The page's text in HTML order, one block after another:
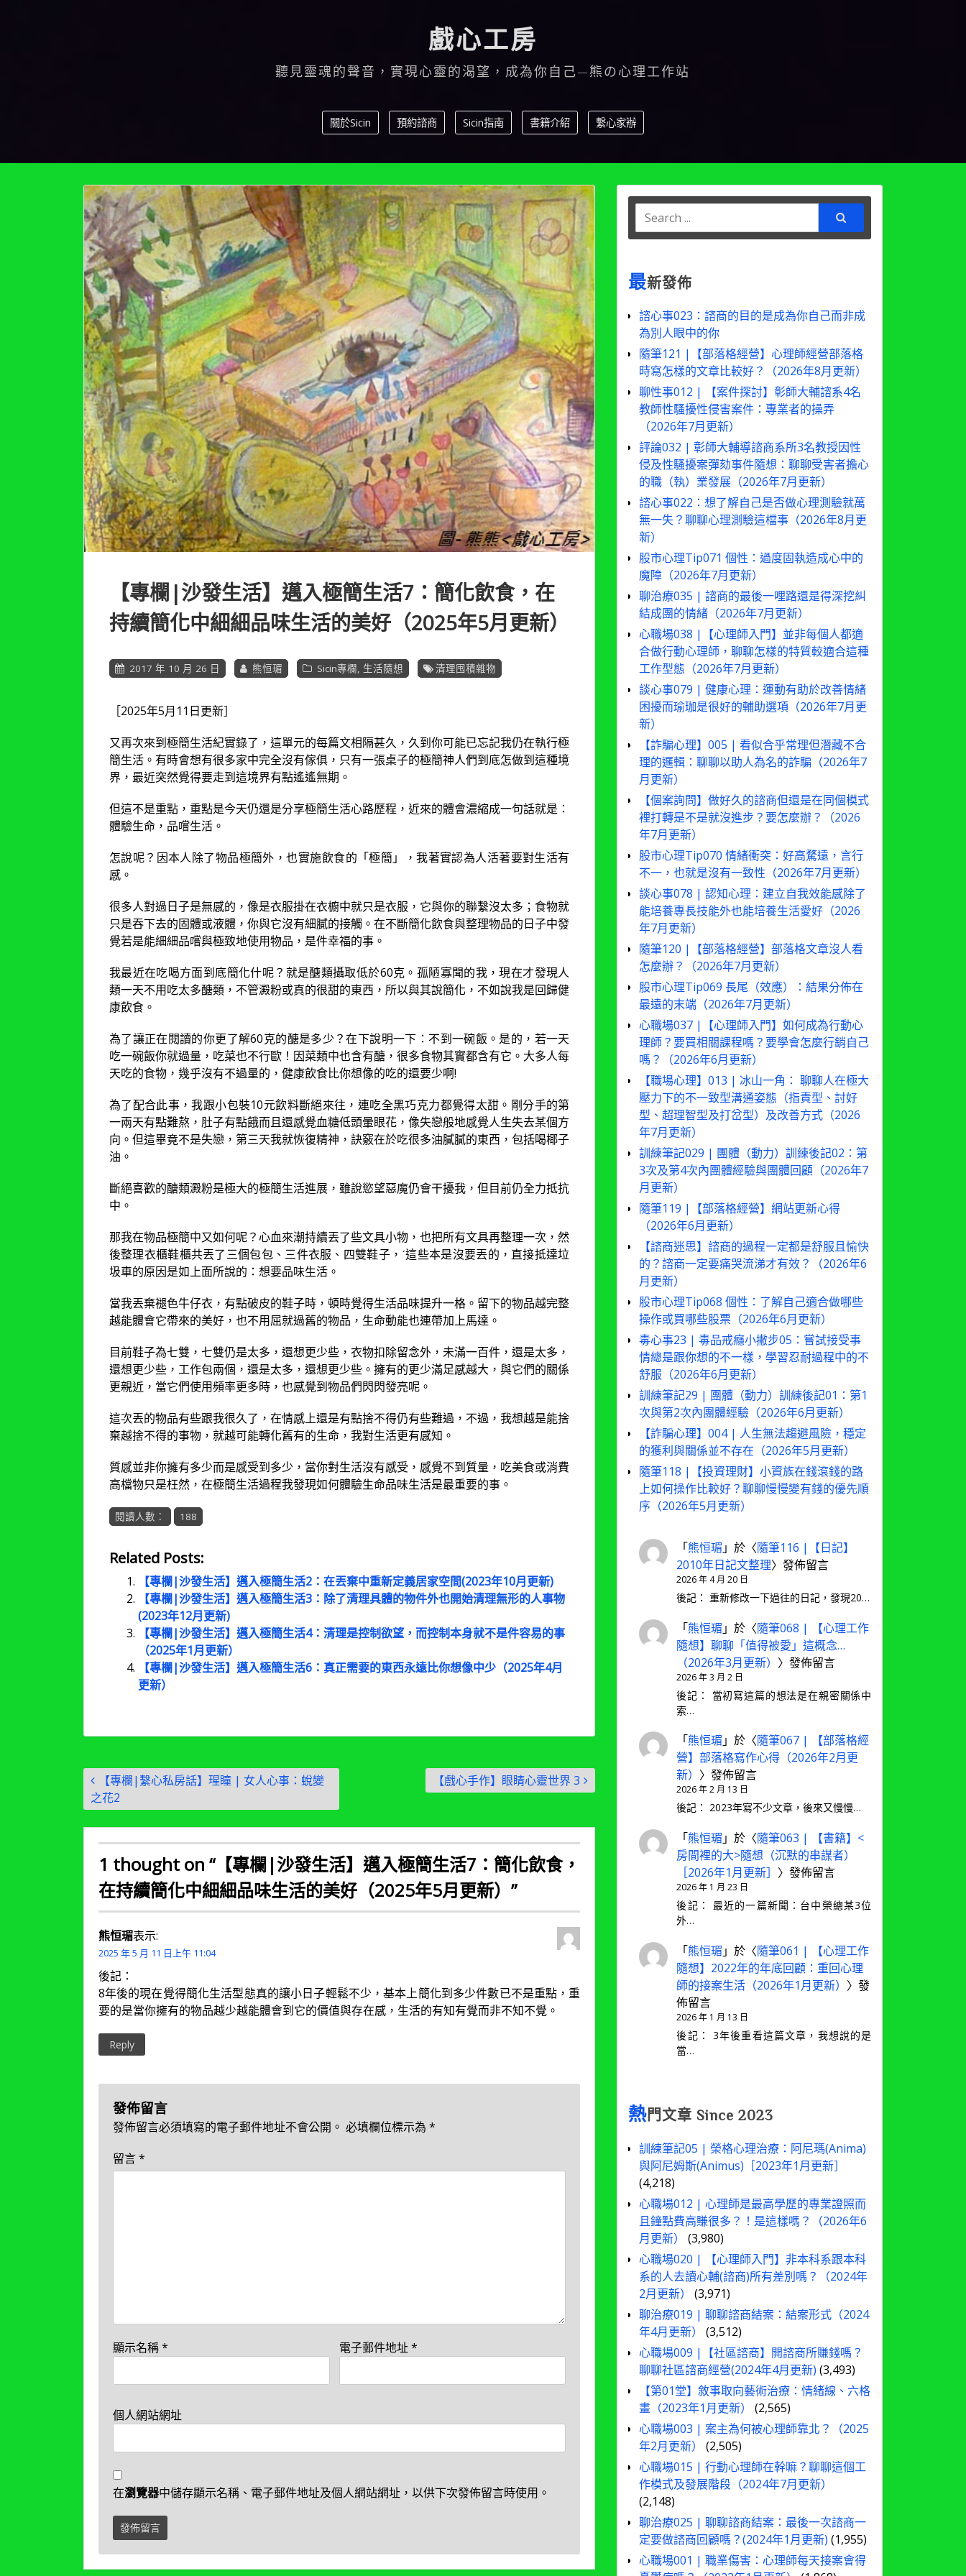
戲心工房
聽見靈魂的聲音，實現心靈的渴望，成為你自己—熊の心理工作站
關於Sicin 預約諮商 Sicin指南 書籍介紹 繫心家辦
【專欄|沙發生活】邁入極簡生活7：簡化飲食，在
持續簡化中細細品味生活的美好（2025年5月更新）
2017 年 10 月 26 日 熊恒瑂 Sicin專欄, 生活隨想 清理囤積雜物
［2025年5月11日更新］
又再次來到極簡生活紀實錄了，這單元的每篇文相隔甚久，久到你可能已忘記我仍在執行極
簡生活。有時會想有很多家中完全沒有傢俱，只有一張桌子的極簡神人們到底怎做到這種境
界，最近突然覺得要走到這境界有點遙遙無期。
但這不是重點，重點是今天仍還是分享極簡生活心路歷程，近來的體會濃縮成一句話就是：
體驗生命，品嚐生活。
怎說呢？因本人除了物品極簡外，也實施飲食的「極簡」，我著實認為人活著要對生活有
感。
很多人對過日子是無感的，像是衣服掛在衣櫥中就只是衣服，它與你的聯繫沒太多；食物就
只是吞下去的固體或液體，你與它沒有細膩的接觸。在不斷簡化飲食與整理物品的日子中發
覺若是能細細品嚐與極致地使用物品，是件幸福的事。
我最近在吃喝方面到底簡化什呢？就是醣類攝取低於60克。孤陋寡聞的我，現在才發現人
類一天不用吃太多醣類，不管澱粉或真的很甜的東西，所以與其說簡化，不如說我是回歸健
康飲食。
為了讓正在閱讀的你更了解60克的醣是多少？在下說明一下：不到一碗飯。是的，若一天
吃一碗飯你就過量，吃菜也不行歐！因菜類中也含有醣，很多食物其實都含有它。大多人每
天吃的食物，幾乎沒有不過量的，健康飲食比你想像的吃的還要少啊!
為了配合此事，我跟小包裝10元飲料斷絕來往，連吃全黑巧克力都覺得太甜。剛分手的第
一兩天有點難熬，肚子有點餓而且還感覺血糖低頭暈眼花，像失戀般地感覺人生失去某個方
向。但這畢竟不是失戀，第三天我就恢復精神，訣竅在於吃很多油膩膩的東西，包括喝椰子
油。
斷絕喜歡的醣類澱粉是極大的極簡生活進展，雖說慾望惡魔仍會干擾我，但目前仍全力抵抗
中。
那我在物品極簡中又如何呢？心血來潮持續丟了些文具小物，也把所有文具再整理一次，然
後整理衣櫃鞋櫃共丟了三個包包、三件衣服、四雙鞋子，ˊ這些本是沒要丟的，直接抵達垃
圾車的原因是如上面所說的：想要品味生活。
當我丟棄褪色牛仔衣，有點破皮的鞋子時，頓時覺得生活品味提升一格。留下的物品越完整
越能體會它帶來的美好，也不用屈就過舊的物品，生命動能也連帶加上馬達。
目前鞋子為七雙，七雙仍是太多，還想更少些，衣物扣除留念外，未滿一百件，還是太多，
還想更少些，工作包兩個，還是太多，還想更少些。擁有的更少滿足感越大，與它們的關係
更親近，當它們使用頻率更多時，也感覺到物品們閃閃發亮呢。
這次丟的物品有些跟我很久了，在情感上還是有點捨不得仍有些難過，不過，我想越是能捨
棄越捨不得的事物，就越可能轉化舊有的生命，我對生活更有感知。
質感並非你擁有多少而是感受到多少，當你對生活沒有感受，感覺不到質量，吃美食或消費
高檔物只是枉然，在極簡生活過程我發現如何體驗生命品味生活是最重要的事。
閱讀人數： 188
Related Posts:
【專欄|沙發生活】邁入極簡生活2：在丟棄中重新定義居家空間(2023年10月更新)
【專欄|沙發生活】邁入極簡生活3：除了清理具體的物件外也開始清理無形的人事物
(2023年12月更新)
【專欄|沙發生活】邁入極簡生活4：清理是控制欲望，而控制本身就不是件容易的事
（2025年1月更新）
【專欄|沙發生活】邁入極簡生活6：真正需要的東西永遠比你想像中少（2025年4月
更新）
文
章
導
覽
【專欄|繫心私房話】瑆瞳 | 女人心事：蛻變
之花2
【戲心手作】眼睛心靈世界 3
1 thought on “【專欄|沙發生活】邁入極簡生活7：簡化飲食，
在持續簡化中細細品味生活的美好（2025年5月更新） ”
熊恒瑂表示:
2025 年 5 月 11 日上午 11:04
後記：
8年後的現在覺得簡化生活型態真的讓小日子輕鬆不少，基本上簡化到多少件數已不是重點，重
要的是當你擁有的物品越少越能體會到它的價值與存在感，生活的有知有覺而非不知不覺。
Reply
發佈留言
發佈留言必須填寫的電子郵件地址不會公開。 必填欄位標示為 *
留言*
顯示名稱* 電子郵件地址*
個人網站網址
在瀏覽器中儲存顯示名稱、電子郵件地址及個人網站網址，以供下次發佈留言時使用。
Search
for:
最新發佈
諮心事023：諮商的目的是成為你自己而非成
為別人眼中的你
隨筆121 |【部落格經營】心理師經營部落格
時寫怎樣的文章比較好？（2026年8月更新）
聊性事012 | 【案件探討】彰師大輔諮系4名
教師性騷擾性侵害案件：專業者的操弄
（2026年7月更新）
評論032 | 彰師大輔導諮商系所3名教授因性
侵及性騷擾案彈劾事件隨想：聊聊受害者擔心
的職（執）業發展（2026年7月更新）
諮心事022：想了解自己是否做心理測驗就萬
無一失？聊聊心理測驗這檔事（2026年8月更
新）
股市心理Tip071 個性：過度固執造成心中的
魔障（2026年7月更新）
聊治療035 | 諮商的最後一哩路還是得深挖糾
結成團的情緒（2026年7月更新）
心職場038 |【心理師入門】並非每個人都適
合做行動心理師，聊聊怎樣的特質較適合這種
工作型態（2026年7月更新）
談心事079 | 健康心理：運動有助於改善情緒
困擾而瑜珈是很好的輔助選項（2026年7月更
新）
【詐騙心理】005 | 看似合乎常理但潛藏不合
理的邏輯：聊聊以助人為名的詐騙（2026年7
月更新）
【個案詢問】做好久的諮商但還是在同個模式
裡打轉是不是就沒進步？要怎麼辦？（2026
年7月更新）
股市心理Tip070 情緒衝突：好高騖遠，言行
不一，也就是沒有一致性（2026年7月更新）
談心事078 | 認知心理：建立自我效能感除了
能培養專長技能外也能培養生活愛好（2026
年7月更新）
隨筆120 |【部落格經營】部落格文章沒人看
怎麼辦？（2026年7月更新）
股市心理Tip069 長尾（效應）：結果分佈在
最遠的末端（2026年7月更新）
心職場037 |【心理師入門】如何成為行動心
理師？要買相關課程嗎？要學會怎麼行銷自己
嗎？（2026年6月更新）
【職場心理】013 | 冰山一角： 聊聊人在極大
壓力下的不一致型溝通姿態（指責型、討好
型、超理智型及打岔型）及改善方式（2026
年7月更新）
訓練筆記029 | 團體（動力）訓練後記02：第
3次及第4次內團體經驗與團體回顧（2026年7
月更新）
隨筆119 |【部落格經營】網站更新心得
（2026年6月更新）
【諮商迷思】諮商的過程一定都是舒服且愉快
的？諮商一定要痛哭流涕才有效？（2026年6
月更新）
股市心理Tip068 個性：了解自己適合做哪些
操作或買哪些股票（2026年6月更新）
毒心事23 | 毒品戒癮小撇步05：嘗試接受事
情總是跟你想的不一樣，學習忍耐過程中的不
舒服（2026年6月更新）
訓練筆記29 | 團體（動力）訓練後記01：第1
次與第2次內團體經驗（2026年6月更新）
【詐騙心理】004 | 人生無法趨避風險，穩定
的獲利與關係並不存在（2026年5月更新）
隨筆118 |【投資理財】小資族在錢滾錢的路
上如何操作比較好？聊聊慢慢變有錢的優先順
序（2026年5月更新）
「熊恒瑂 」於〈隨筆116 |【日記】
2010年日記文整理〉發佈留言
2026 年 4 月 20 日
後記： 重新修改一下過往的日記，發現20…
「熊恒瑂 」於〈隨筆068 | 【心理工作
隨想】聊聊「值得被愛」這概念…
（2026年3月更新） 〉發佈留言
2026 年 3 月 2 日
後記： 當初寫這篇的想法是在親密關係中
索…
「熊恒瑂 」於〈隨筆067 | 【部落格經
營】部落格寫作心得（2026年2月更
新） 〉發佈留言
2026 年 2 月 13 日
後記： 2023年寫不少文章，後來又慢慢…
「熊恒瑂 」於〈隨筆063 | 【書籍】<
房間裡的大>隨想（沉默的串謀者）
［2026年1月更新］ 〉發佈留言
2026 年 1 月 23 日
後記： 最近的一篇新聞：台中榮總某3位
外…
「熊恒瑂 」於〈隨筆061 | 【心理工作
隨想】2022年的年底回顧：重回心理
師的接案生活（2026年1月更新） 〉發
佈留言
2026 年 1 月 13 日
後記： 3年後重看這篇文章，我想說的是
當…
熱門文章 Since 2023
訓練筆記05 | 榮格心理治療：阿尼瑪(Anima)
與阿尼姆斯(Animus)［2023年1月更新］
(4,218)
心職場012 | 心理師是最高學歷的專業證照而
且鐘點費高賺很多？！是這樣嗎？（2026年6
月更新）
(3,980)
心職場020 | 【心理師入門】非本科系跟本科
系的人去讀心輔(諮商)所有差別嗎？（2024年
2月更新）
(3,971)
聊治療019 | 聊聊諮商結案：結案形式（2024
年4月更新）
(3,512)
心職場009 |【社區諮商】開諮商所賺錢嗎？
聊聊社區諮商經營(2024年4月更新) (3,493)
【第01堂】敘事取向藝術治療：情緒線、六格
畫（2023年1月更新）
(2,565)
心職場003 | 案主為何被心理師靠北？（2025
年2月更新）
(2,505)
心職場015 | 行動心理師在幹嘛？聊聊這個工
作模式及發展階段（2024年7月更新）
(2,148)
聊治療025 | 聊聊諮商結案：最後一次諮商一
定要做諮商回顧嗎？(2024年1月更新) (1,955)
心職場001 | 職業傷害：心理師每天接案會得